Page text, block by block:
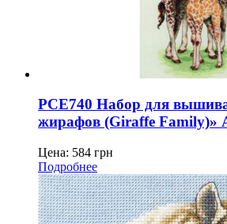
PCE740 Набор для
жирафов (Giraffe Family)»
Цена: 584 грн
Подробнее